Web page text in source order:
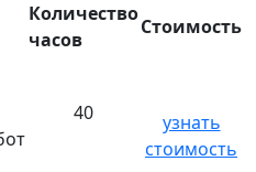
Количество
часов
Стоимость
40
узнать
стоимость